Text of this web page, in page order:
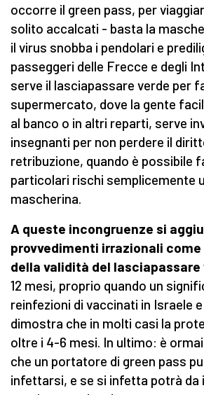
occorre il green pass, per
solito accalcati - basta la
il virus snobba i pendolari e
passeggeri delle Frecce e degli
serve il lasciapassare verde per
supermercato, dove la gente
al banco o in altri reparti, serve
insegnanti per non perdere il
retribuzione, quando è possibile
particolari rischi semplicemente
mascherina.
A queste incongruenze si
provvedimenti irrazionali come
della validità del
12 mesi, proprio quando un
reinfezioni di vaccinati in Israele
dimostra che in molti casi la
oltre i 4-6 mesi. In ultimo: è
che un portatore di green pass
infettarsi, e se si infetta potrà